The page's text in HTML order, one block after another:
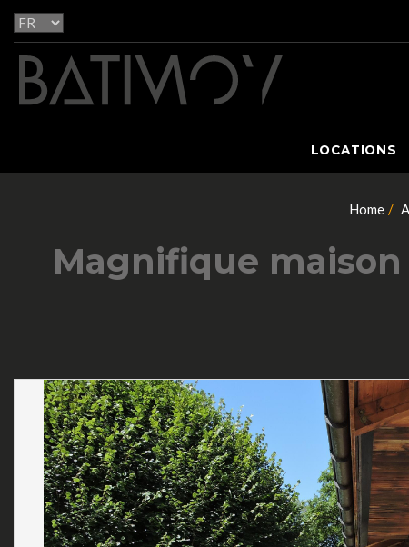
LOCATIONS
Home
Magnifique